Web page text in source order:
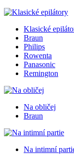
Klasické
Braun
Philips
Rowenta
Panasonic
Remington
Na obličej
Braun
Na intimní